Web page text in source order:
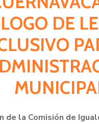
DE
de la Comisión de